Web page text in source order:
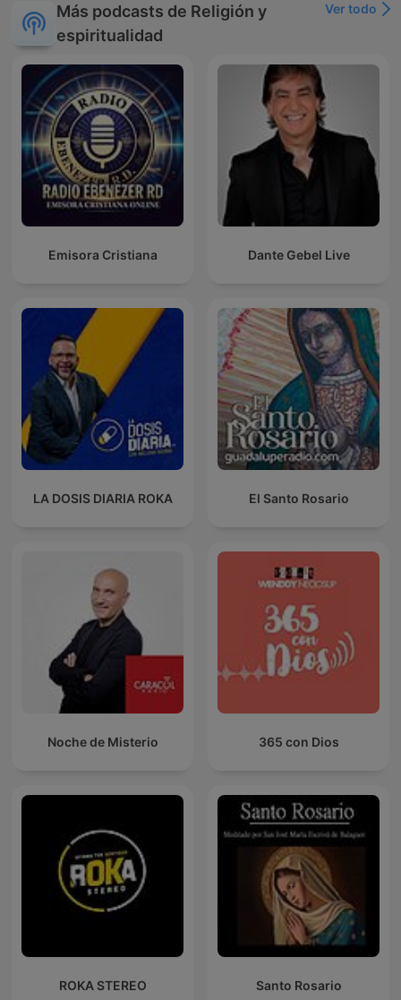
Más podcasts de Religión y
espiritualidad
Ver todo
Emisora Cristiana Dante Gebel Live
LA DOSIS DIARIA ROKA El Santo Rosario
Noche de Misterio 365 con Dios
ROKA STEREO Santo Rosario